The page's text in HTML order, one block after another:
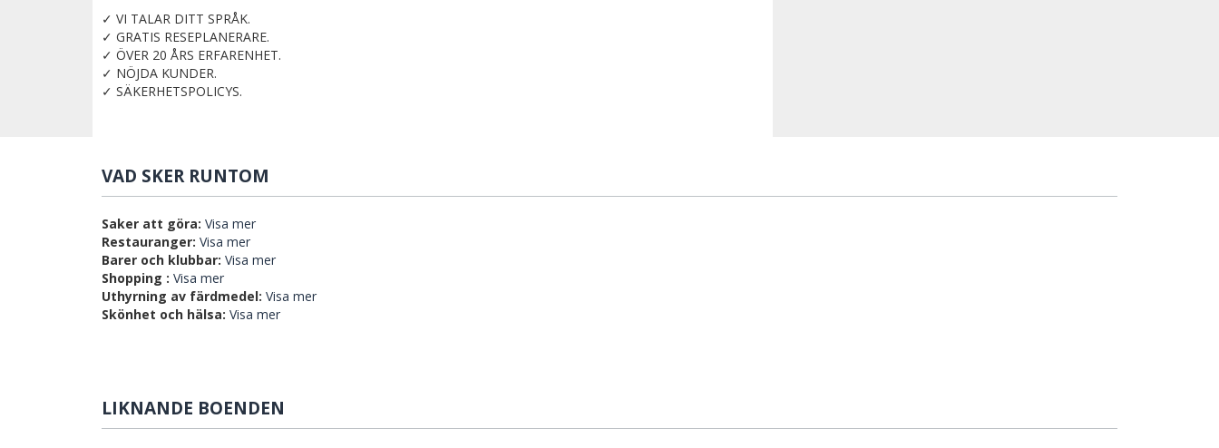
✓ VI TALAR DITT SPRÅK.
✓ GRATIS RESEPLANERARE.
✓ ÖVER 20 ÅRS ERFARENHET.
✓ NÖJDA KUNDER.
✓ SÄKERHETSPOLICYS.
VAD SKER RUNTOM
Saker att göra: Visa mer
Restauranger: Visa mer
Barer och klubbar: Visa mer
Shopping : Visa mer
Uthyrning av färdmedel: Visa mer
Skönhet och hälsa: Visa mer
LIKNANDE BOENDEN